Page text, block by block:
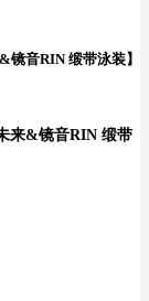
音RIN 缎带泳装】
来&镜音RIN 缎带